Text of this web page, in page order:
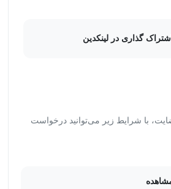
گذاری در لینکدین
با شرایط زیر می‌توانید درخواست